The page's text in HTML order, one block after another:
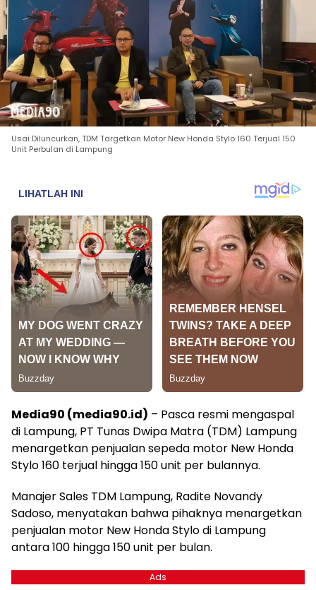
Usai Diluncurkan, TDM Targetkan Motor New Honda Stylo 160 Terjual 150
Unit Perbulan di Lampung
Media90 (media90.id) – Pasca resmi mengaspal
di Lampung, PT Tunas Dwipa Matra (TDM) Lampung
menargetkan penjualan sepeda motor New Honda
Stylo 160 terjual hingga 150 unit per bulannya.
Manajer Sales TDM Lampung, Radite Novandy
Sadoso, menyatakan bahwa pihaknya menargetkan
penjualan motor New Honda Stylo di Lampung
antara 100 hingga 150 unit per bulan.
Ads